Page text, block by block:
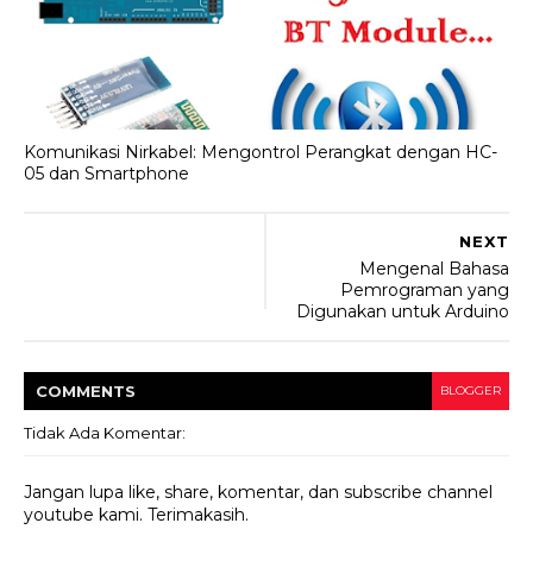
Komunikasi Nirkabel: Mengontrol Perangkat dengan HC-
05 dan Smartphone
NEXT
Mengenal Bahasa
Pemrograman yang
Digunakan untuk Arduino
COMMENTS BLOGGER
Tidak Ada Komentar:
Jangan lupa like, share, komentar, dan subscribe channel
youtube kami. Terimakasih.